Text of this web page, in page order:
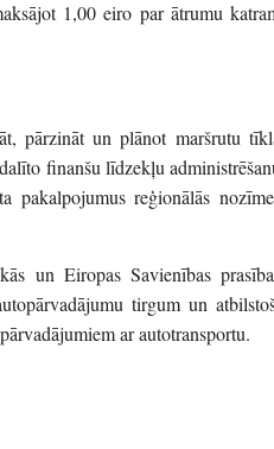
1,00 eiro par ātrumu
pārzināt un plānot maršrutu
finanšu līdzekļu
pakalpojumus reģionālās
un Eiropas Savienības
tirgum un
ar autotransportu.